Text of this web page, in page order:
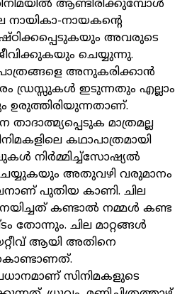
ആണ്ടിരിക്കുമ്പോൾ
നായകന്റെ
അവരുടെ
ചെയ്യുന്നു.
അനുകരിക്കാൻ
ഡ്രസ്സുകൾ ഇടുന്നതും എല്ലാം
ഉരുത്തിരിയുന്നതാണ്.
മാത്രമല്ല
കഥാപാത്രമായി
നിർമ്മിച്ച്‌സോഷ്യൽ
അതുവഴി വരുമാനം
പുതിയ കാണി. ചില
കണ്ടാൽ നമ്മൾ കണ്ട
തോന്നും. ചില മാറ്റങ്ങൾ
ആയി അതിനെ
സിനിമകളുടെ